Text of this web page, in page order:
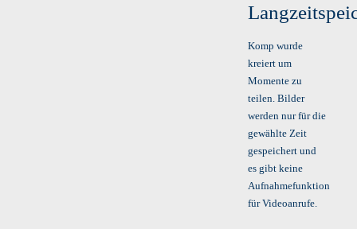
Komp wurde
kreiert um
Momente zu
teilen. Bilder
werden nur für die
gewählte Zeit
gespeichert und
es gibt keine
Aufnahmefunktion
für Videoanrufe.